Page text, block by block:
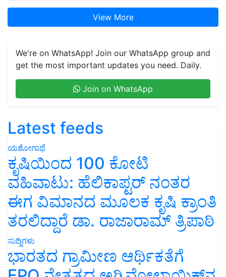
View More
We're on WhatsApp! Join our WhatsApp group and
get the most important updates you need. Daily.
Join on WhatsApp
Latest feeds
ಯಶೋಗಾಥೆ
ಕೃಷಿಯಿಂದ 100 ಕೋಟಿ
ವಹಿವಾಟು: ಹೆಲಿಕಾಪ್ಟರ್ ನಂತರ
ಈಗ ವಿಮಾನದ ಮೂಲಕ ಕೃಷಿ ಕ್ರಾಂತಿ
ತರಲಿದ್ದಾರೆ ಡಾ. ರಾಜಾರಾಮ್ ತ್ರಿಪಾಠಿ
ಸುದ್ದಿಗಳು
ಭಾರತದ ಗ್ರಾಮೀಣ ಆರ್ಥಿಕತೆಗೆ